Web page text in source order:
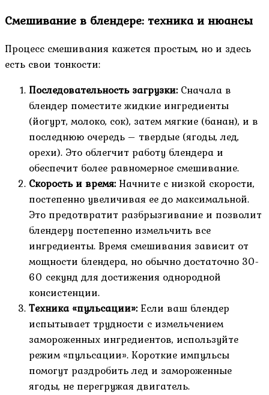
Смешивание в блендере: техника и нюансы
Процесс смешивания кажется простым, но и здесь
есть свои тонкости:
Последовательность загрузки: Сначала в
блендер поместите жидкие ингредиенты
(йогурт, молоко, сок), затем мягкие (банан), и в
последнюю очередь – твердые (ягоды, лед,
орехи). Это облегчит работу блендера и
обеспечит более равномерное смешивание.
Скорость и время:Начните с низкой скорости,
постепенно увеличивая ее до максимальной.
Это предотвратит разбрызгивание и позволит
блендеру постепенно измельчить все
ингредиенты. Время смешивания зависит от
мощности блендера, но обычно достаточно 30-
60 секунд для достижения однородной
консистенции.
Техника «пульсации»:Если ваш блендер
испытывает трудности с измельчением
замороженных ингредиентов, используйте
режим «пульсации». Короткие импульсы
помогут раздробить лед и замороженные
ягоды, не перегружая двигатель.